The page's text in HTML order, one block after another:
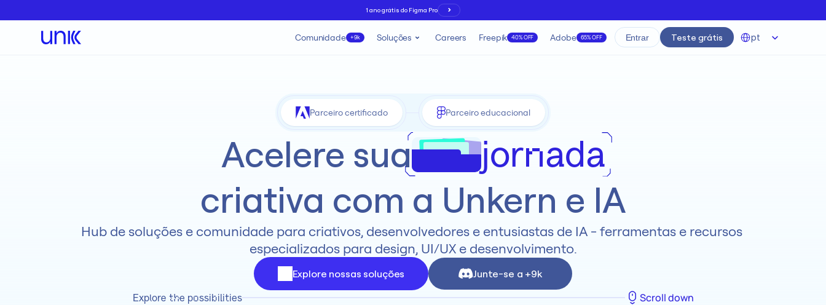
Parceiro certificado Parceiro educacional
Acelere sua jornada
criativa com a Unkern e IA
Hub de soluções e comunidade para criativos, desenvolvedores e entusiastas de IA - ferramentas e recursos
especializados para design, UI/UX e desenvolvimento.
Explore nossas soluções
Junte-se a +9k
Explore the possibilities
Scroll down
1 ano grátis do Figma Pro
Comunidade +9k Soluções Careers Freepik 40% OFF Adobe 65% OFF Entrar Teste grátis pt